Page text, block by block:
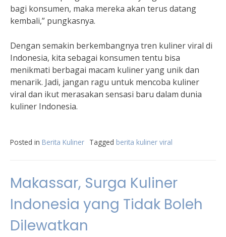
bagi konsumen, maka mereka akan terus datang
kembali,” pungkasnya.
Dengan semakin berkembangnya tren kuliner viral di
Indonesia, kita sebagai konsumen tentu bisa
menikmati berbagai macam kuliner yang unik dan
menarik. Jadi, jangan ragu untuk mencoba kuliner
viral dan ikut merasakan sensasi baru dalam dunia
kuliner Indonesia.
Posted in Berita Kuliner Tagged berita kuliner viral
Makassar, Surga Kuliner
Indonesia yang Tidak Boleh
Dilewatkan